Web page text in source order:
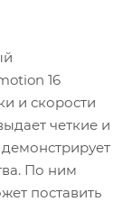
16
и скорости
четкие и
По ним
поставить